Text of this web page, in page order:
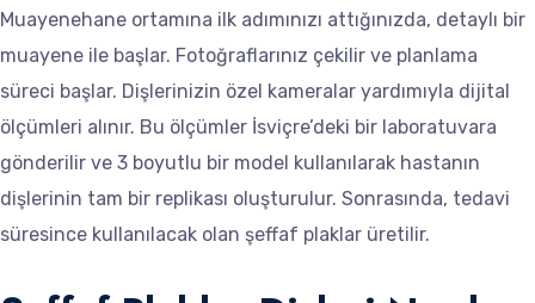
Muayenehane ortamına ilk adımınızı attığınızda, detaylı bir
muayene ile başlar. Fotoğraflarınız çekilir ve planlama
süreci başlar. Dişlerinizin özel kameralar yardımıyla dijital
ölçümleri alınır. Bu ölçümler İsviçre’deki bir laboratuvara
gönderilir ve 3 boyutlu bir model kullanılarak hastanın
dişlerinin tam bir replikası oluşturulur. Sonrasında, tedavi
süresince kullanılacak olan şeffaf plaklar üretilir.